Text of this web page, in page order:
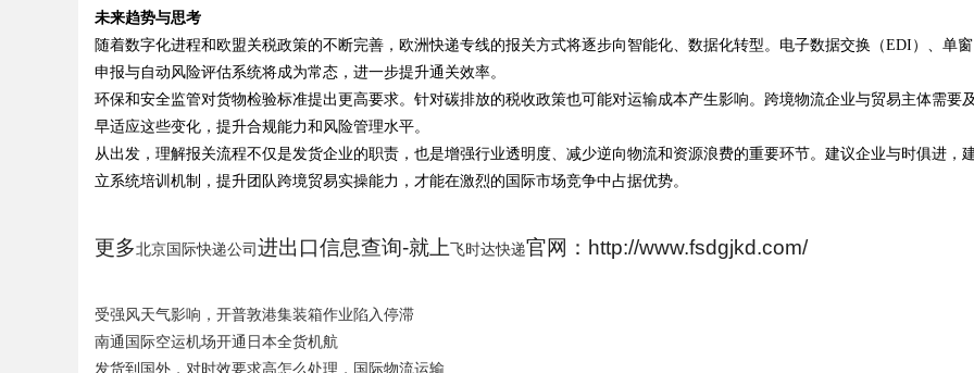
未来趋势与思考
随着数字化进程和欧盟关税政策的不断完善，欧洲快递专线的报关方式将逐步向智能化、数据化转型。电子数据交换（EDI）、单
申报与自动风险评估系统将成为常态，进一步提升通关效率。
环保和安全监管对货物检验标准提出更高要求。针对碳排放的税收政策也可能对运输成本产生影响。跨境物流企业与贸易主体需要
早适应这些变化，提升合规能力和风险管理水平。
从出发，理解报关流程不仅是发货企业的职责，也是增强行业透明度、减少逆向物流和资源浪费的重要环节。建议企业与时俱进，
立系统培训机制，提升团队跨境贸易实操能力，才能在激烈的国际市场竞争中占据优势。
更多北京国际快递公司 进出口信息查询-就上 飞时达快递官网：http://www.fsdgjkd.com/
受强风天气影响，开普敦港集装箱作业陷入停滞
南通国际空运机场开通日本全货机航
发货到国外，对时效要求高怎么处理，国际物流运输